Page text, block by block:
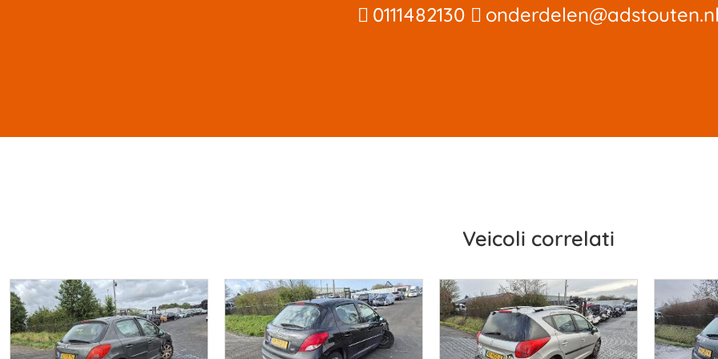
0111482130
Veicoli correlati